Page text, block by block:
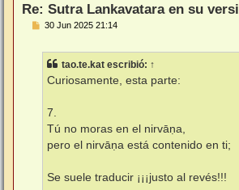
Re: Sutra Lankavatara en su
M
30 Jun 2025 21:14
tao.te.kat escribió: ↑
Curiosamente, esta parte:
7.
Tú no moras en el nirvāṇa,
pero el nirvāṇa está contenido en ti;
Se suele traducir ¡¡¡justo al revés!!!